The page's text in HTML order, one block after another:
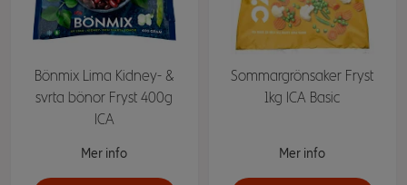
Bönmix Lima Kidney- &
svrta bönor Fryst 400g
ICA
Mer info
Sommargrönsaker Fryst
1kg ICA Basic
Mer info